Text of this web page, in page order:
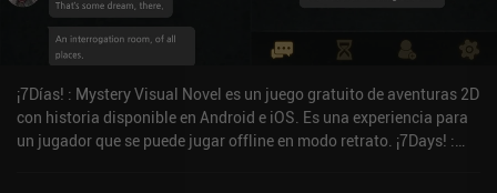
¡7Días! : Mystery Visual Novel es un juego gratuito de aventuras 2D
con historia disponible en Android e iOS. Es una experiencia para
un jugador que se puede jugar offline en modo retrato. ¡7Days! :